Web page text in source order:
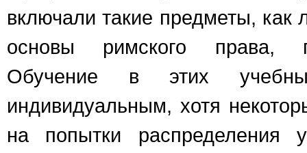
включали такие предметы, как
основы римского права,
Обучение в этих
индивидуальным, хотя
на попытки распределения